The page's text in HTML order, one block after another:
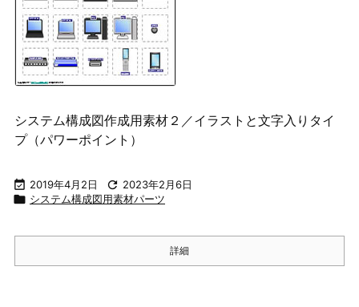
システム構成図作成用素材２／イラストと文字入りタイ
プ（パワーポイント）
 2019年4月2日  2023年2月6日
 システム構成図用素材パーツ
詳細